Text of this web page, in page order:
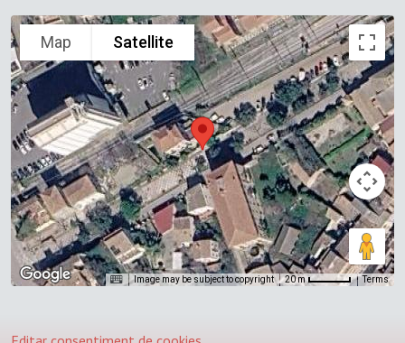
Map Satellite
Image may be subject to copyright 20 m Terms